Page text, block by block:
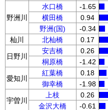
野洲川
水口橋
-1.65
横田橋
0.94
野洲(国)
-0.34
杣川
北杣橋 0.17
日野川
安吉橋
0.26
桐原橋
-1.42
愛知川
紅葉橋
0.18
御幸橋
-1.98
宇曽川
上枝
0.26
金沢大橋
-0.61